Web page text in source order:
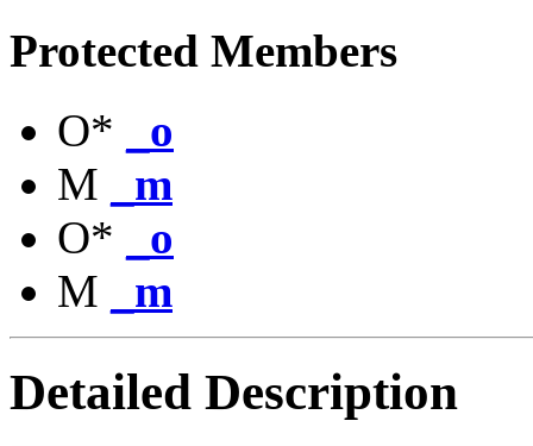
Protected Members
O*
_o
M
_m
O*
_o
M
_m
Detailed Description